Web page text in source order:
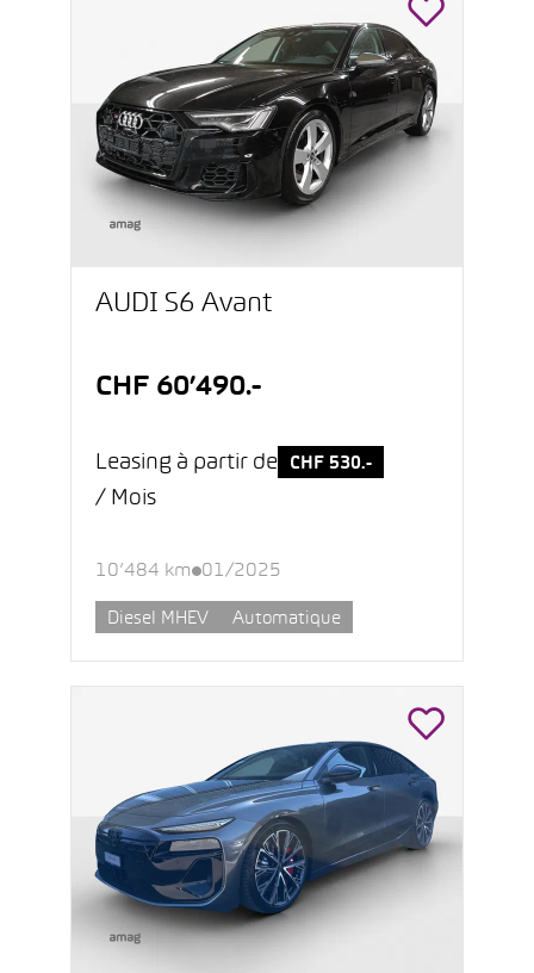
AUDI S6 Avant
CHF 60’490.-
Leasing à partir de CHF 530.-
/ Mois
10’484 km 01/2025
Diesel MHEV Automatique